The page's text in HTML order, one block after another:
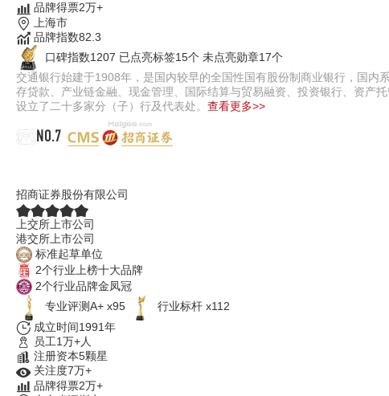
品牌得票2万+
上海市
品牌指数82.3
口碑指数1207 已点亮标签15个 未点亮勋章17个
交通银行始建于1908年，是国内较早的全国性国有股份制商业银行，国
存贷款、产业链金融、现金管理、国际结算与贸易融资、投资银行、资产
设立了二十多家分（子）行及代表处。 查看更多>>
NO.7
招商证券股份有限公司
上交所上市公司
港交所上市公司
标准起草单位
2个行业上榜十大品牌
2个行业品牌金凤冠
专业评测A+ x95
行业标杆 x112
成立时间1991年
员工1万+人
注册资本5颗星
关注度7万+
品牌得票2万+